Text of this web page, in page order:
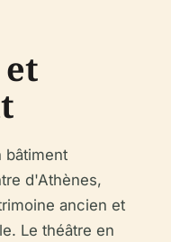
bâtiment
d'Athènes,
ancien et
Le théâtre en